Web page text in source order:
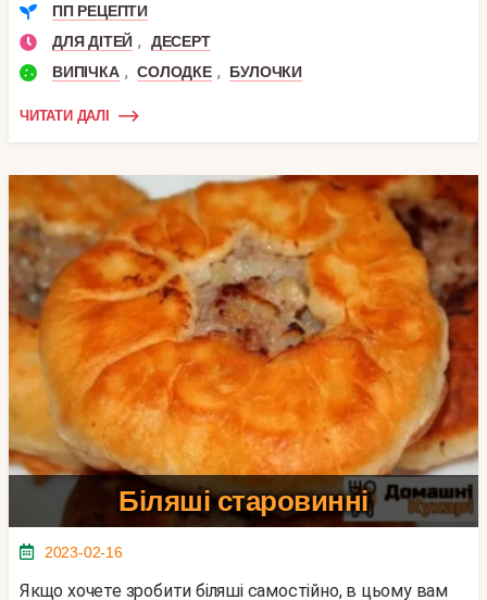
ПП РЕЦЕПТИ
ДЛЯ ДІТЕЙ ,
ДЕСЕРТ
ВИПІЧКА , СОЛОДКЕ , БУЛОЧКИ
ЧИТАТИ ДАЛІ
Біляші старовинні
2023-02-16
Якщо хочете зробити біляші самостійно, в цьому вам